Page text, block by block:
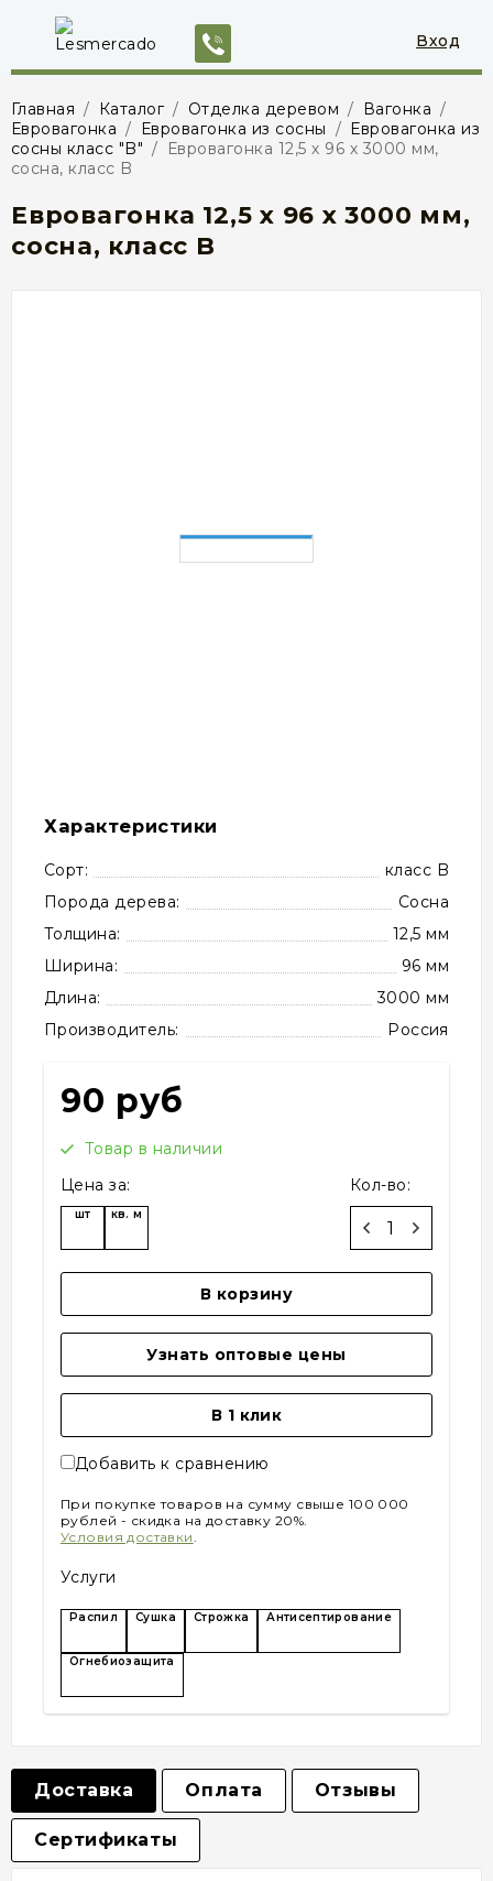
Вход
Главная / Каталог / Отделка деревом / Вагонка /
Евровагонка / Евровагонка из сосны / Евровагонка из
сосны класс "B" /
Евровагонка 12,5 х 96 х 3000 мм,
сосна, класс B
Евровагонка 12,5 х 96 х 3000 мм,
сосна, класс B
Характеристики
Сорт:
класс B
Порода дерева:
Сосна
Толщина:
12,5 мм
Ширина:
96 мм
Длина:
3000 мм
Производитель:
Россия
90 руб
Товар в наличии
Цена за:
шт кв. м
Кол-во:
В корзину
Узнать оптовые цены
В 1 клик
Добавить к сравнению
При покупке товаров на сумму свыше 100 000
рублей - скидка на доставку 20%.
Условия доставки.
Услуги
Распил Сушка Строжка Антисептирование
Огнебиозащита
Доставка Оплата Отзывы
Сертификаты